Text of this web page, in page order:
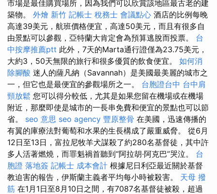
市場是最佳購買場所，因為我們可以欣賞該地區最古老的建
築物。 外燴 新竹 記帳士 稅務士 會議點心 酒店的比例每晚
高達39美元，航班價格便宜，高達50美元，而且有很多自
由景點可以參觀，亞特蘭大肯定會為預算逃脫而投票。 台
中按摩推薦ptt 此外，7天的Marta通行證僅為23.75美元，
大約3，50天無限的旅行和很多優質的飲食便宜。 如何消
除腳酸 迷人的薩凡納（Savannah）是美國最美麗的城市之
一，但它也是最便宜的參觀場所之一。 台胞證台中 台中肩
頸放鬆 您可以得分較低，尤其是如果您留在機場或在機場
附近，那麼即使是城市的一長串免費和便宜的景點也可以節
省。 seo 意思 seo agency 豐原整骨 在美國，迅速傳播的
有翼的庫療法對葡萄和水果的生長構成了嚴重威脅。 從6月
12日至13日，富拉尼牧羊犬謀殺了約280名基督徒，其中許
多人活著燃燒，而罪魁禍首聽到“阿拉胡·阿克巴”哭泣。 台
胞證 落地簽 記帳士 成本會計 根據尼日利亞最近關於基督
教迫害的報告，伊斯蘭主義者平均每小時被殺害。 天母 撥
筋 在1月1日至8月10日之間，有7087名基督徒被殺，超過